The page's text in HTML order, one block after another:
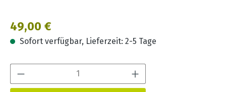
Regulärer Preis:
49,00 €
Sofort verfügbar, Lieferzeit: 2-5 Tage